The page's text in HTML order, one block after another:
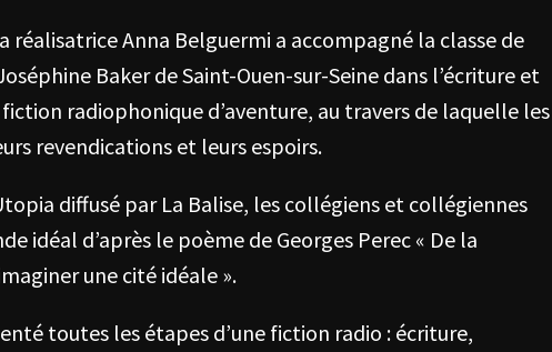
réalisatrice Anna Belguermi a accompagné la classe de
Baker de Saint-Ouen-sur-Seine dans l’écriture et
radiophonique d’aventure, au travers de laquelle les
revendications et leurs espoirs.
diffusé par La Balise, les collégiens et collégiennes
idéal d’après le poème de Georges Perec « De la
une cité idéale ».
toutes les étapes d’une fiction radio : écriture,